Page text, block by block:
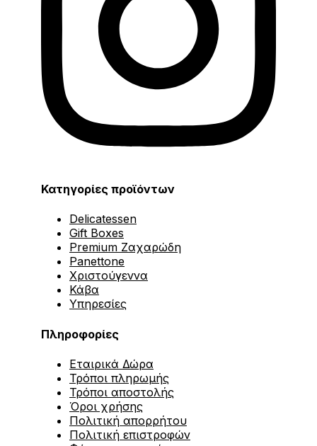
Κατηγορίες προϊόντων
Delicatessen
Gift Boxes
Premium Ζαχαρώδη
Panettone
Χριστούγεννα
Κάβα
Υπηρεσίες
Πληροφορίες
Εταιρικά Δώρα
Τρόποι πληρωμής
Τρόποι αποστολής
Όροι χρήσης
Πολιτική απορρήτου
Πολιτική επιστροφών